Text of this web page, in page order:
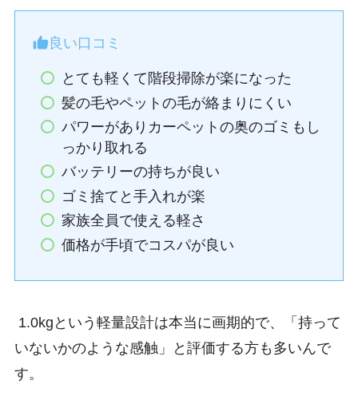
良い口コミ
とても軽くて階段掃除が楽になった
髪の毛やペットの毛が絡まりにくい
パワーがありカーペットの奥のゴミもし
っかり取れる
バッテリーの持ちが良い
ゴミ捨てと手入れが楽
家族全員で使える軽さ
価格が手頃でコスパが良い
1.0kgという軽量設計は本当に画期的で、「持って
いないかのような感触」と評価する方も多いんで
す。